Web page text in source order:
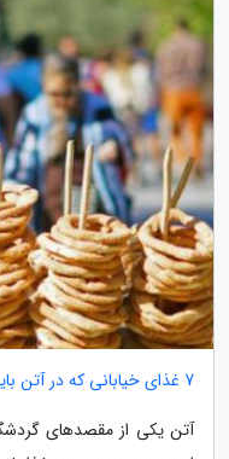
7 غذای خیابانی که در آتن باید امتحان کنید
آتن یکی از مقصدهای